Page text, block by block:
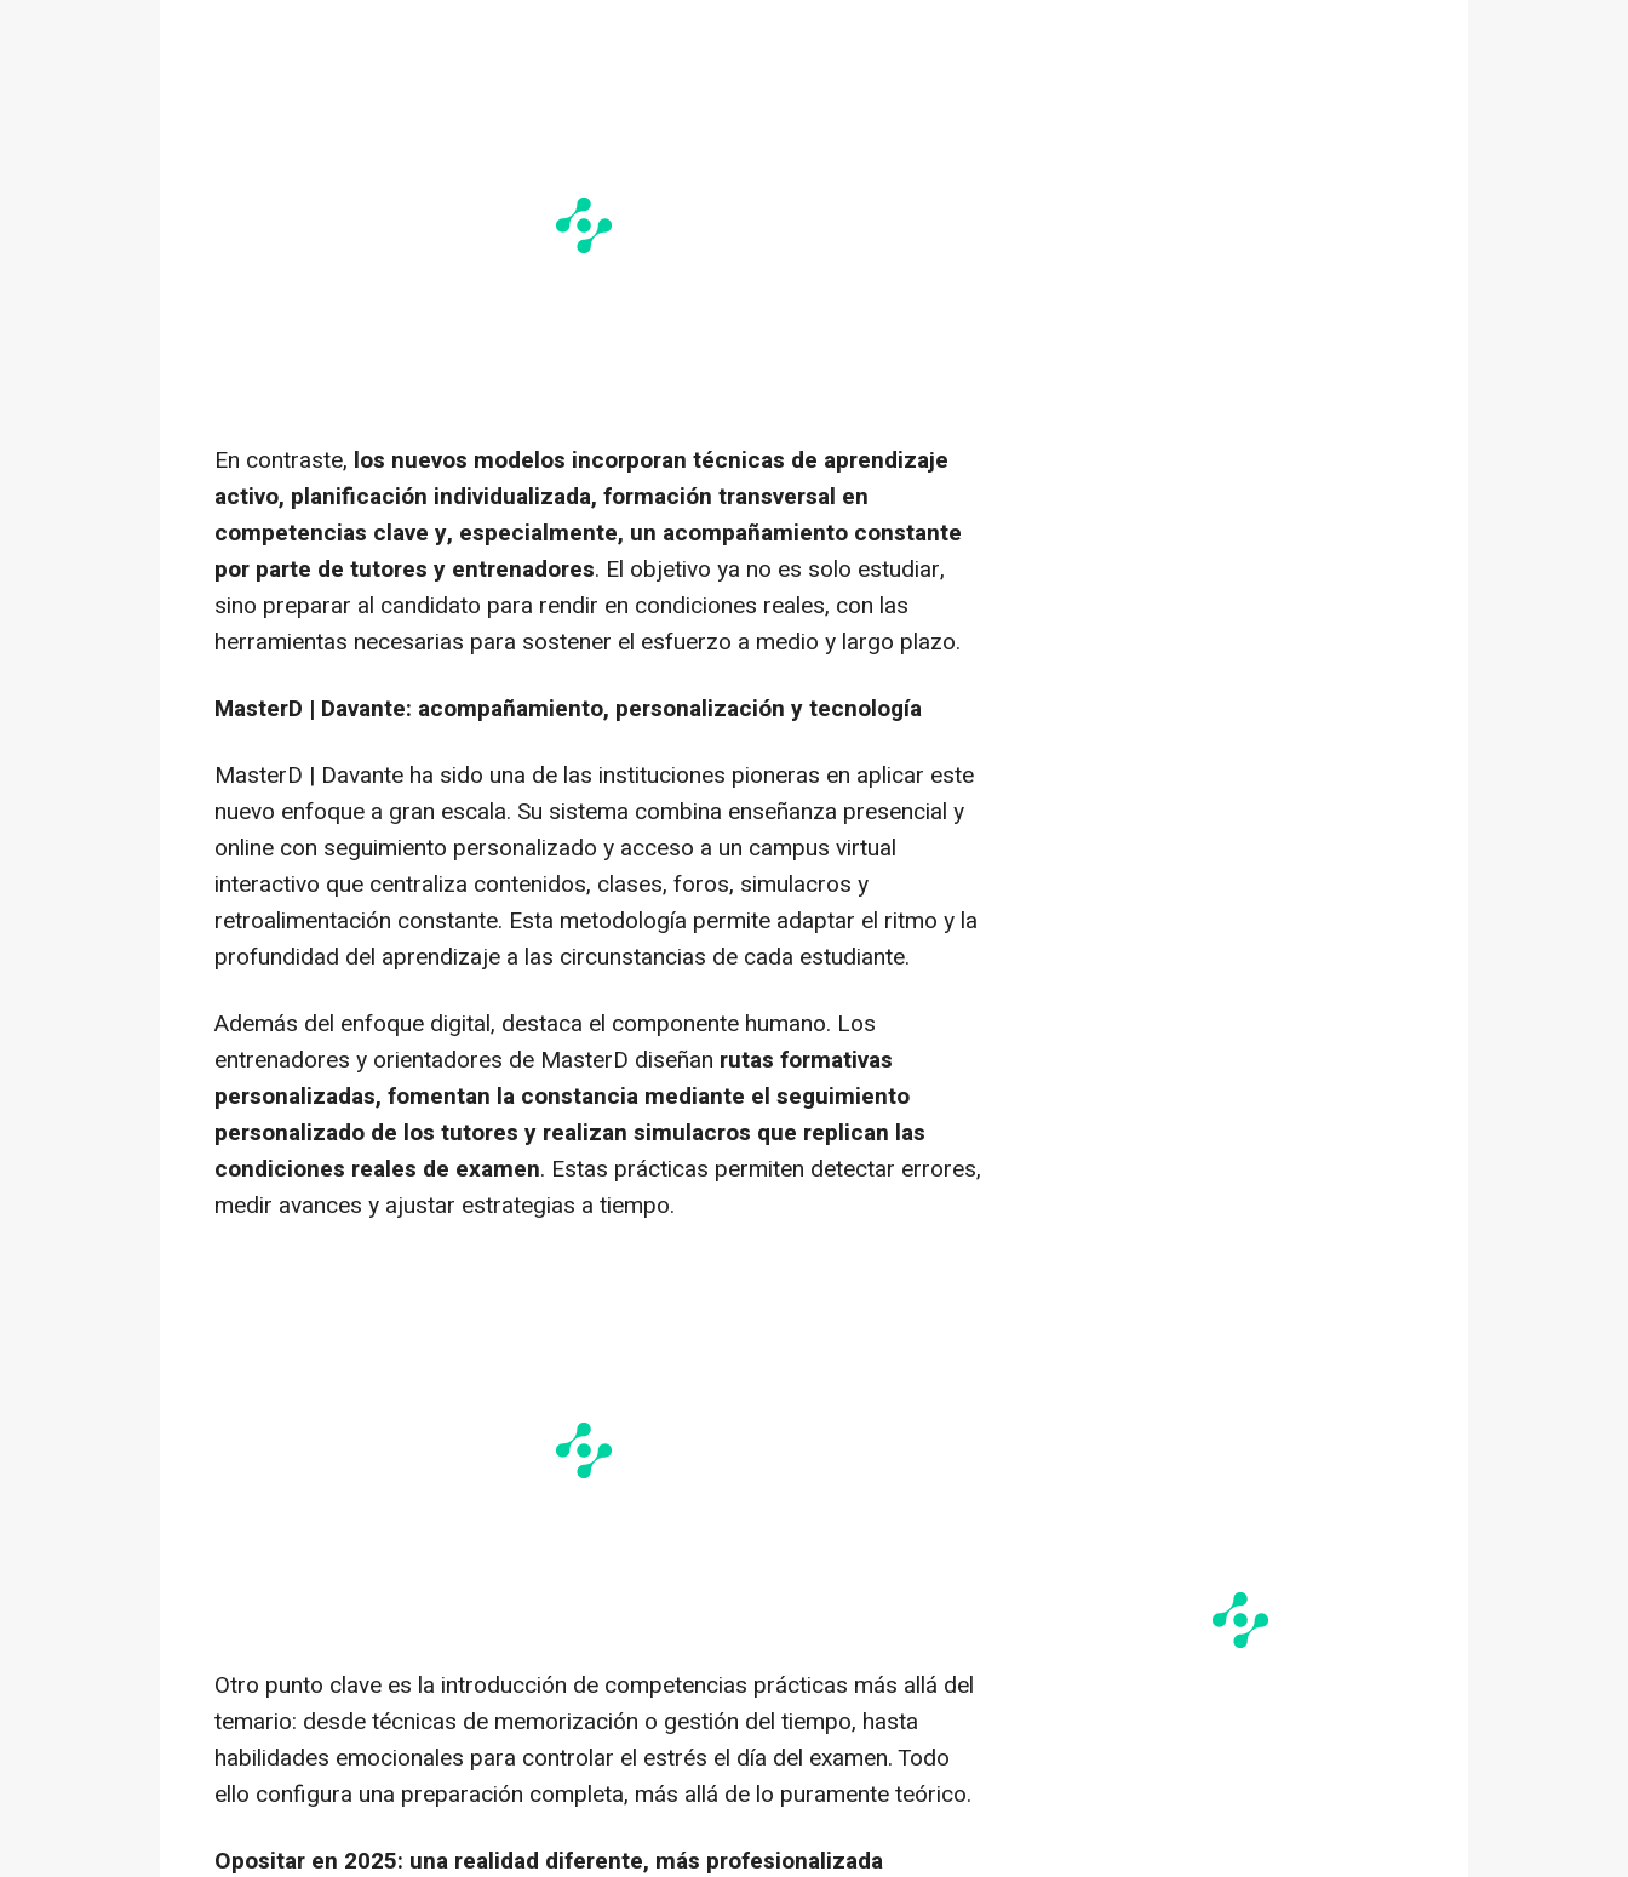
En contraste, los nuevos modelos incorporan técnicas de aprendizaje
activo, planificación individualizada, formación transversal en
competencias clave y, especialmente, un acompañamiento constante
por parte de tutores y entrenadores. El objetivo ya no es solo estudiar,
sino preparar al candidato para rendir en condiciones reales, con las
herramientas necesarias para sostener el esfuerzo a medio y largo plazo.
MasterD | Davante: acompañamiento, personalización y tecnología
MasterD | Davante ha sido una de las instituciones pioneras en aplicar este
nuevo enfoque a gran escala. Su sistema combina enseñanza presencial y
online con seguimiento personalizado y acceso a un campus virtual
interactivo que centraliza contenidos, clases, foros, simulacros y
retroalimentación constante. Esta metodología permite adaptar el ritmo y la
profundidad del aprendizaje a las circunstancias de cada estudiante.
Además del enfoque digital, destaca el componente humano. Los
entrenadores y orientadores de MasterD diseñan rutas formativas
personalizadas, fomentan la constancia mediante el seguimiento
personalizado de los tutores y realizan simulacros que replican las
condiciones reales de examen. Estas prácticas permiten detectar errores,
medir avances y ajustar estrategias a tiempo.
Otro punto clave es la introducción de competencias prácticas más allá del
temario: desde técnicas de memorización o gestión del tiempo, hasta
habilidades emocionales para controlar el estrés el día del examen. Todo
ello configura una preparación completa, más allá de lo puramente teórico.
Opositar en 2025: una realidad diferente, más profesionalizada